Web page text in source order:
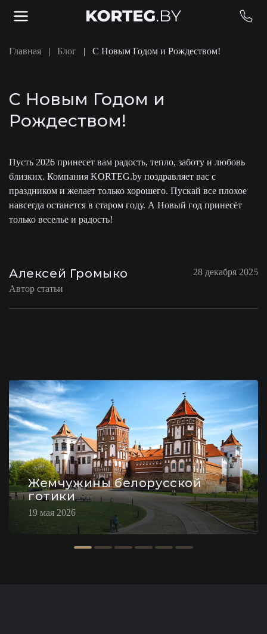
Главная Блог С Новым Годом и Рождеством!
С Новым Годом и
Рождеством!
Пусть 2026 принесет вам радость, тепло, заботу и любовь
близких. Компания KORTEG.by поздравляет вас с
праздником и желает только хорошего. Пускай все плохое
навсегда останется в старом году. А Новый год принесёт
только веcелье и радость!
Алексей Громыко
Автор статьи
28 декабря 2025
Жемчужины белорусской
готики
19 мая 2026